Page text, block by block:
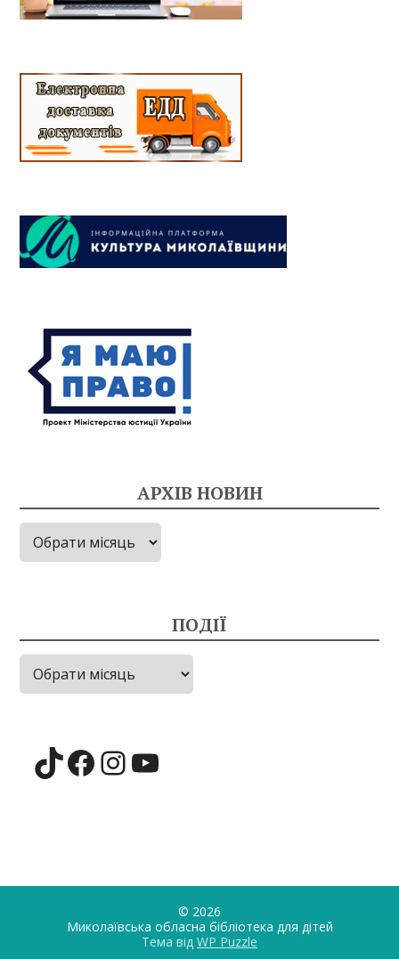
АРХІВ НОВИН
Архів
новин
ПОДІЇ
Події
TikTok
Facebook
Instagram
YouTube
© 2026
Миколаївська обласна бібліотека для дiтей
Тема від WP Puzzle